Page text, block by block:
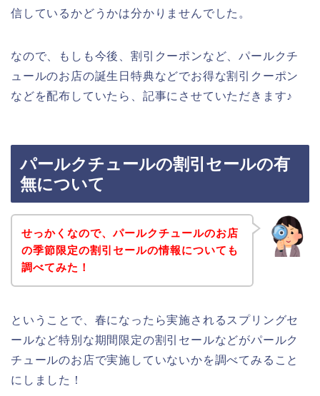
信しているかどうかは分かりませんでした。
なので、もしも今後、割引クーポンなど、パールクチ
ュールのお店の誕生日特典などでお得な割引クーポン
などを配布していたら、記事にさせていただきます♪
パールクチュールの割引セールの有
無について
せっかくなので、パールクチュールのお店
の季節限定の割引セールの情報についても
調べてみた！
ということで、春になったら実施されるスプリングセ
ールなど特別な期間限定の割引セールなどがパールク
チュールのお店で実施していないかを調べてみること
にしました！